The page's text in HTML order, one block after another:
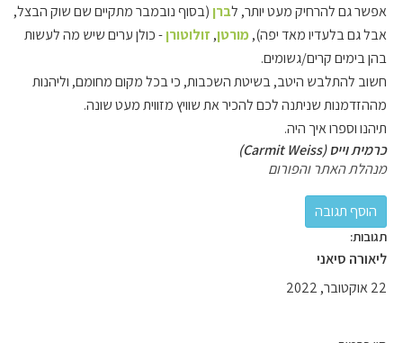
אפשר גם להרחיק מעט יותר, לברן (בסוף נובמבר מתקיים שם שוק הבצל,
אבל גם בלעדיו מאד יפה),מורטן, זולוטורן- כולן ערים שיש מה לעשות
בהן בימים קרים/גשומים.
חשוב להתלבש היטב, בשיטת השכבות, כי בכל מקום מחומם, וליהנות
מההזדמנות שניתנה לכם להכיר את שוויץ מזווית מעט שונה.
תיהנו וספרו איך היה.
כרמית וייס (Carmit Weiss)
מנהלת האתר והפורום
תגובות:
ליאורה סיאני
22 אוקטובר, 2022